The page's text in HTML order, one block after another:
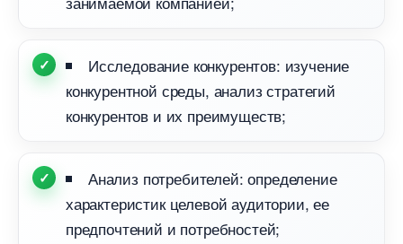
Исследование конкурентов: изучение
конкурентной среды, анализ стратегий
конкурентов и их преимуществ;
Анализ потребителей: определение
характеристик целевой аудитории, ее
предпочтений и потребностей;